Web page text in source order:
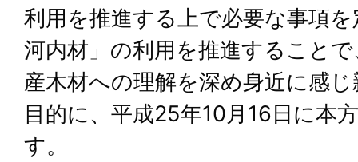
利用を推進する上で必要な事項
河内材」の利用を推進すること
産木材への理解を深め身近に感
目的に、平成25年10月16日に本
す。